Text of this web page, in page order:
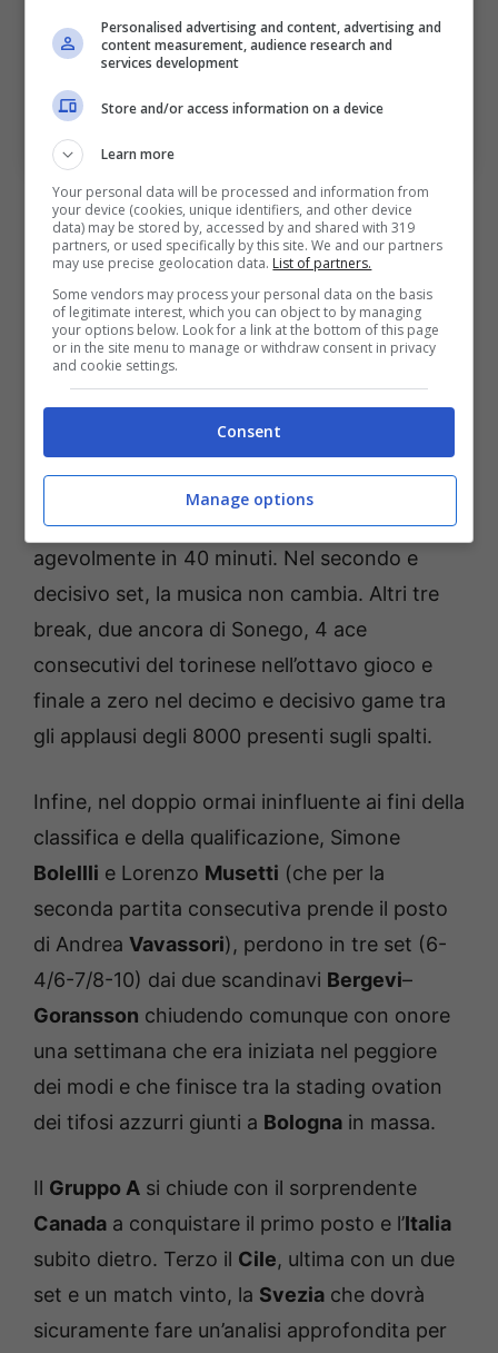
Lorenzo Sonego (ph. Image Sport)
Nella seconda partita di singolare, il favorito
LorenzoSonegosoddisfa le attese
superando con un doppio 6-4 il numero uno
degli svedesi EliasYmerche lo scorso anno
superò proprio qui aBolognaJannikSinner
che in questa settimana bolognese la chiude
senza riuscire a vincere nemmeno un set. Il
primo set vede tre break nei primi cinque
giochi con
che strappa il servizio allo
svede due volte per poi chiudere
agevolmente in 40 minuti. Nel secondo e
decisivo set, la musica non cambia. Altri tre
break, due ancora di Sonego, 4 ace
consecutivi del torinese nell’ottavo gioco e
finale a zero nel decimo e decisivo game tra
gli applausi degli 8000 presenti sugli spalti.
Infine, nel doppio ormai ininfluente ai fini della
classifica e della qualificazione, Simone
Bolellli e Lorenzo Musetti (che per la
seconda partita consecutiva prende il posto
di Andrea Vavassori), perdono in tre set (6-
4/6-7/8-10) dai due scandinavi Bergevi–
Goransson chiudendo comunque con onore
una settimana che era iniziata nel peggiore
dei modi e che finisce tra la stading ovation
dei tifosi azzurri giunti a Bologna in massa.
Il Gruppo A si chiude con il sorprendente
Canada a conquistare il primo posto e l’Italia
subito dietro. Terzo il Cile, ultima con un due
set e un match vinto, la Svezia che dovrà
sicuramente fare un’analisi approfondita per
Personalised advertising and content, advertising and
content measurement, audience research and
services development
Store and/or access information on a device
Learn more
Your personal data will be processed and information from
your device (cookies, unique identifiers, and other device
data) may be stored by, accessed by and shared with 319
partners, or used specifically by this site. We and our partners
may use precise geolocation data. List of partners.
Some vendors may process your personal data on the basis
of legitimate interest, which you can object to by managing
your options below. Look for a link at the bottom of this page
or in the site menu to manage or withdraw consent in privacy
and cookie settings.
Consent
Manage options